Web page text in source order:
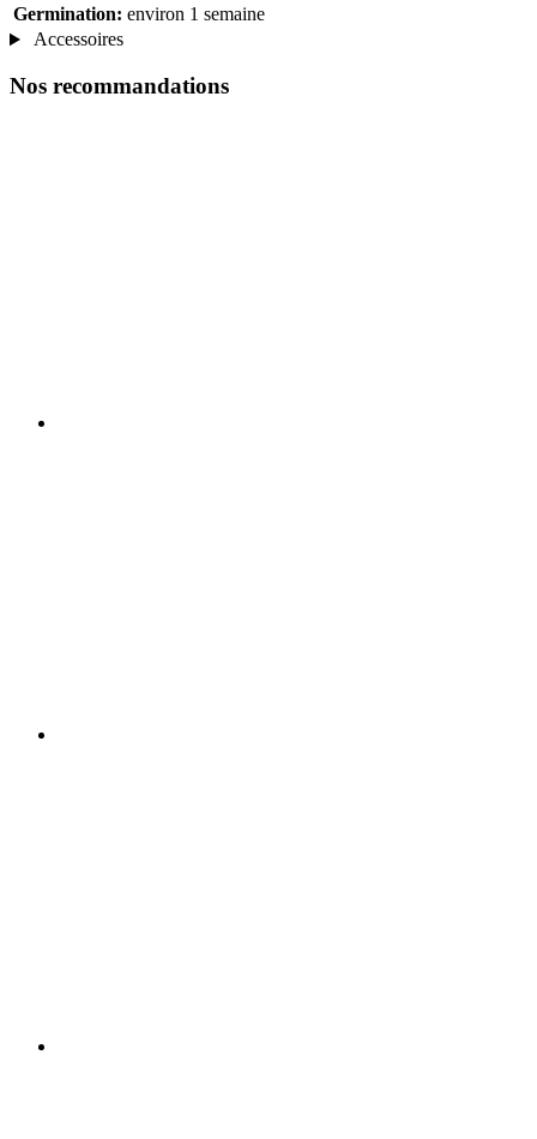
Germination: environ 1 semaine
Accessoires
Nos recommandations